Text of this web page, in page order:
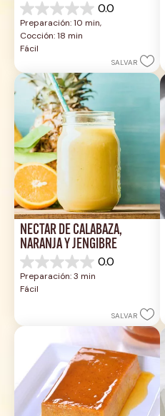
0.0
0.0
de
5
estrellas.
Preparación: 10 min,
Cocción: 18 min
Fácil
SALVAR
NÉCTAR DE CALABAZA,
NARANJA Y JENGIBRE
0.0
0.0
de
5
Preparación: 3 min
Fácil
SALVAR